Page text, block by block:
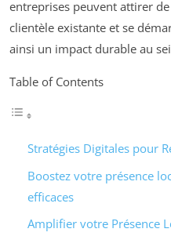
entreprises peuvent attirer
clientèle existante et se
ainsi un impact durable au
Table of Contents
Stratégies Digitales pour
Boostez votre présence
efficaces
Amplifier votre Présence